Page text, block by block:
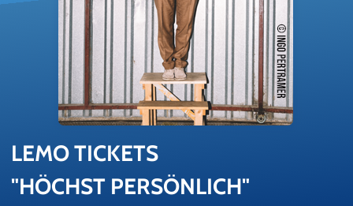
LEMO TI­CKETS
"HÖCHST PERSÖNLICH"